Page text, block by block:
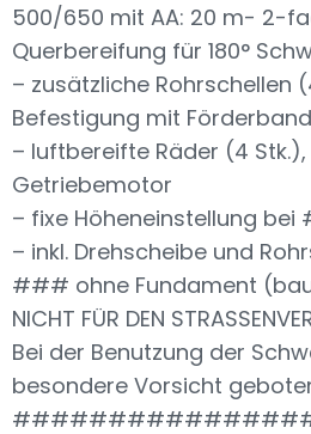
500/650 mit AA: 20 m- 2-
Querbereifung für 180°
– zusätzliche Rohrschellen
Befestigung mit Förderband
– luftbereifte Räder (4
Getriebemotor
– fixe Höheneinstellung bei
– inkl. Drehscheibe und
### ohne Fundament
NICHT FÜR DEN
Bei der Benutzung der
besondere Vorsicht